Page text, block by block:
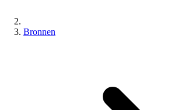
Bronnen